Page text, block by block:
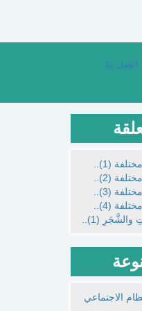
اتصل بنا
(1)..
(2)..
(3)..
(4)..
والشَّجَرِ (1)..
الاجتماعي